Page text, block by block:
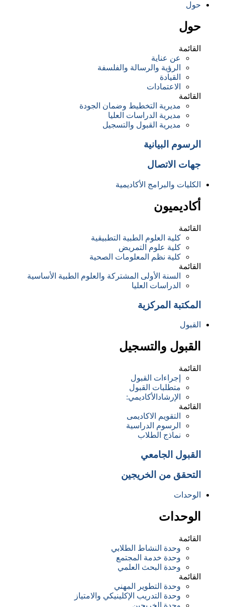
حول
حول
القائمة
عن عناية
الرؤية والرسالة والفلسفة
القيادة
الاعتمادات
القائمة
مديرية التخطيط وضمان الجودة
مديرية الدراسات العليا
مديرية القبول والتسجيل
الرسوم البيانية
جهات الاتصال
الكليات والبرامج الأكاديمية
أكاديميون
القائمة
كلية العلوم الطبية التطبيقية
كلية علوم التمريض
كلية نظم المعلومات الصحية
القائمة
السنة الأولى المشتركة والعلوم الطبية الأساسية
الدراسات العليا
المكتبة المركزية
القبول
القبول والتسجيل
القائمة
إجراءات القبول
متطلبات القبول
الإرشادالأكاديمي:
القائمة
التقويم الاكاديمى
الرسوم الدراسية
نماذج الطلاب
القبول الجامعي
التحقق من الخريجين
الوحدات
الوحدات
القائمة
وحدة النشاط الطلابي
وحدة خدمة المجتمع
وحدة البحث العلمي
القائمة
وحدة التطوير المهني
وحدة التدريب الإكلينيكي والامتياز
وﺣﺪة اﻟﺨﺮﻳﺠﻴﻦ